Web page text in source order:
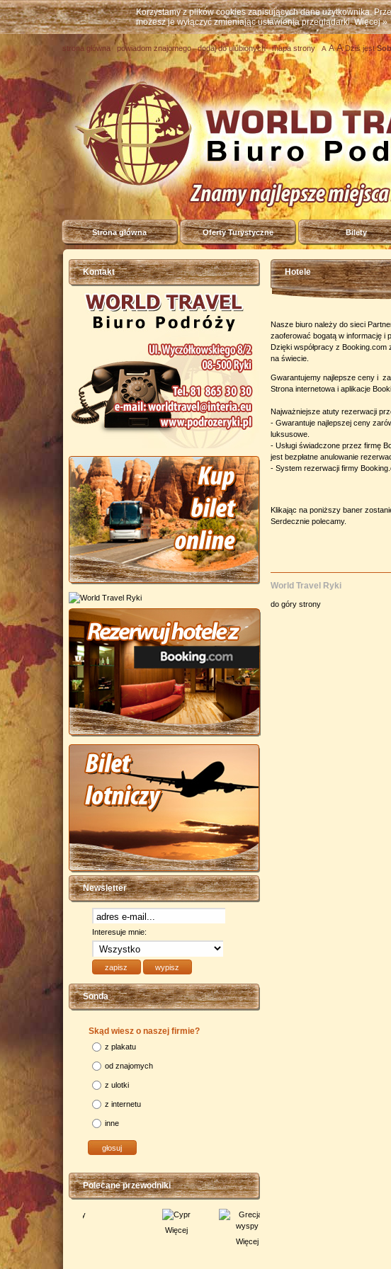
Korzystamy z plików cookies zapisujących dane użytkownika.
możesz je wyłączyć zmieniając ustawienia przeglądarki.Więcej »
strona główna powiadom znajomego dodaj do ulubionych mapa strony A A ADziś jest
Strona główna Oferty Turystyczne Bilety
Kontakt
Newsletter
Interesuje mnie:
Sonda
Skąd wiesz o naszej firmie?
z plakatu
od znajomych
z ulotki
z internetu
inne
Polecane przewodniki
Więcej
Hotele
Nasze biuro należy do sieci
zaoferować bogatą w informację i
Dzięki współpracy z
na świecie.
Gwarantujemy najlepsze ceny i
Strona internetowa i aplikacje
Najważniejsze atuty rezerwacji
- Gwarantuje najlepszej ceny
luksusowe.
- Usługi świadczone przez firmę
jest bezpłatne anulowanie
- System rezerwacji firmy
Klikając na poniższy baner
Serdecznie polecamy.
World Travel Ryki
do góry strony